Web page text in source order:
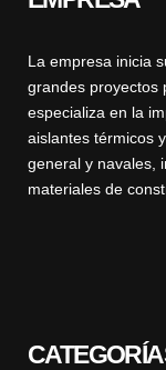
La empresa inicia
grandes proyectos
especializa en la
aislantes térmicos
general y navales,
materiales de